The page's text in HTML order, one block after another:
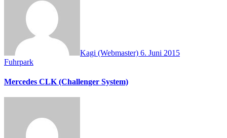
Kagi (Webmaster) 6. Juni 2015
Fuhrpark
Mercedes CLK (Challenger System)